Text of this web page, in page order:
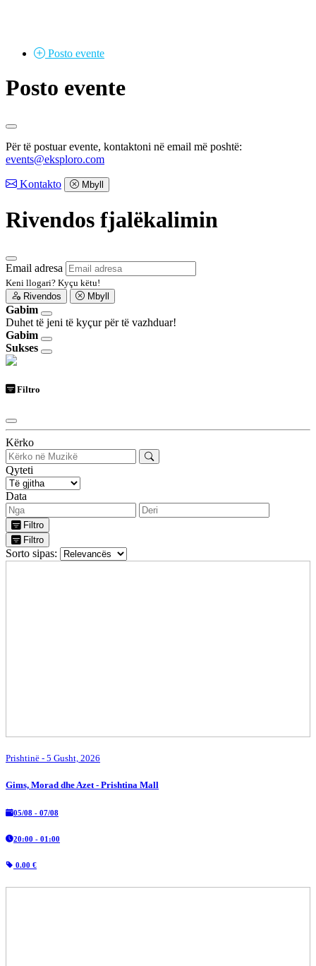
Posto evente
Posto evente
Për të postuar evente, kontaktoni në email më poshtë:
events@eksploro.com
Kontakto Mbyll
Rivendos fjalëkalimin
Email adresa
Keni llogari? Kyçu këtu!
Rivendos
Mbyll
Gabim
Duhet të jeni të kyçur për të vazhduar!
Gabim
Sukses
Filtro
Kërko
Qyteti
Data
Filtro
Filtro
Sorto sipas:
Prishtinë - 5 Gusht, 2026
Gims, Morad dhe Azet - Prishtina Mall
05/08 - 07/08
20:00 - 01:00
0.00 €